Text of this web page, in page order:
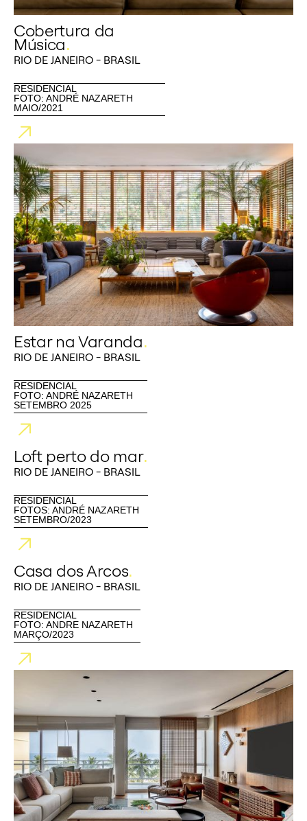
Cobertura da
Música.
RIO DE JANEIRO - BRASIL
RESIDENCIAL
FOTO: ANDRÉ NAZARETH
MAIO/2021
Estar na Varanda.
RIO DE JANEIRO - BRASIL
RESIDENCIAL
FOTO: ANDRÉ NAZARETH
SETEMBRO 2025
Loft perto do mar.
RIO DE JANEIRO - BRASIL
RESIDENCIAL
FOTOS: ANDRÉ NAZARETH
SETEMBRO/2023
Casa dos Arcos.
RIO DE JANEIRO - BRASIL
RESIDENCIAL
FOTO: ANDRE NAZARETH
MARÇO/2023